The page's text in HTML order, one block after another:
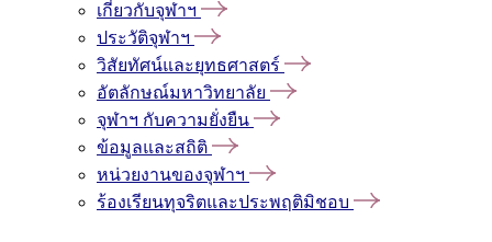
เกี่ยวกับจุฬาฯ
ประวัติจุฬาฯ
วิสัยทัศน์และยุทธศาสตร์
อัตลักษณ์มหาวิทยาลัย
จุฬาฯ กับความยั่งยืน
ข้อมูลและสถิติ
หน่วยงานของจุฬาฯ
ร้องเรียนทุจริตและประพฤติมิชอบ